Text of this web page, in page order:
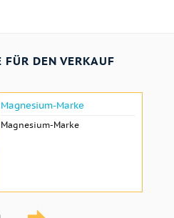
FÜR DEN VERKAUF
Magnesium-Marke
Magnesium-Marke